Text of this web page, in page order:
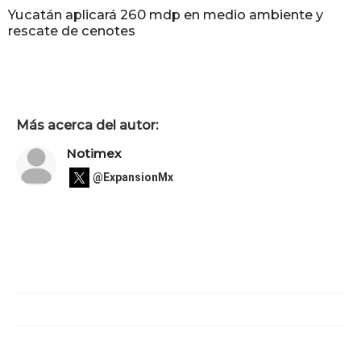
Yucatán aplicará 260 mdp en medio ambiente y
rescate de cenotes
Más acerca del autor:
Notimex
@ExpansionMx